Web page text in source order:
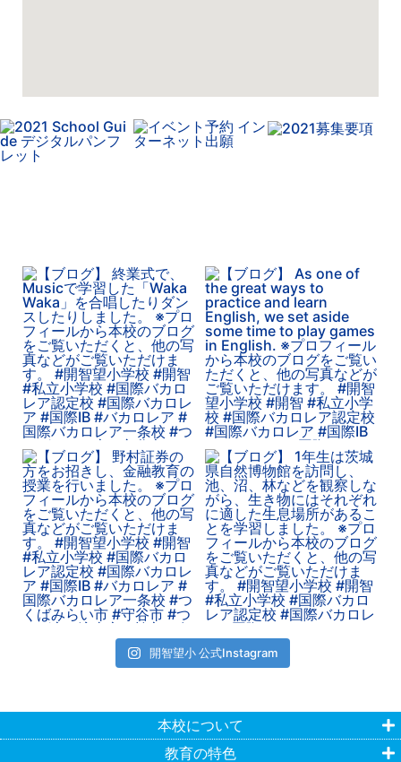
開智望小 公式Instagram
本校について
教育の特色